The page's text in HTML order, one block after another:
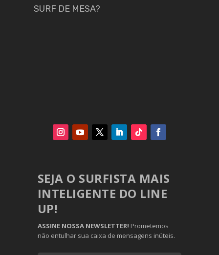
SURF DE MESA?
SEJA O SURFISTA MAIS
INTELIGENTE DO LINE
UP!
ASSINE NOSSA NEWSLETTER! Prometemos
não entulhar sua caixa de mensagens inúteis.